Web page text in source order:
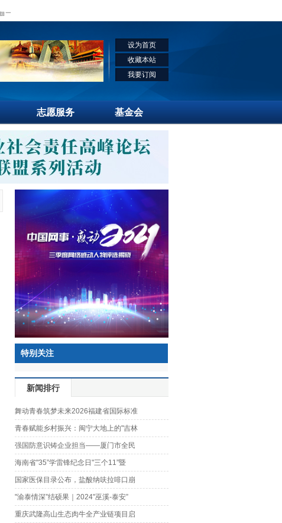
设为首页
收藏本站
我要订阅
志愿服务 基金会
特别关注
新闻排行
舞动青春筑梦未来2026福建省国际标准
青春赋能乡村振兴：闽宁大地上的"吉林
强国防意识铸企业担当——厦门市全民
海南省"35”学雷锋纪念日"三个11”暨
国家医保目录公布，盐酸纳呋拉啡口崩
"渝泰情深”结硕果｜2024"巫溪-泰安”
重庆武隆高山生态肉牛全产业链项目启